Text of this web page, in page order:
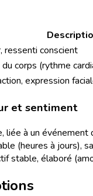
ressenti conscient
corps (rythme
expression
et sentiment
liée à un
(heures à jours),
stable, élaboré